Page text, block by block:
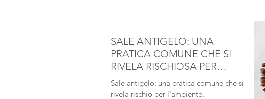
SALE ANTIGELO: UNA
PRATICA COMUNE CHE SI
RIVELA RISCHIOSA PER
L'AMBIENTE
Sale antigelo: una pratica comune che si
rivela rischio per l'ambiente.